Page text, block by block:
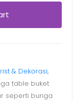
& Dekorasi,
table buket
seperti bunga